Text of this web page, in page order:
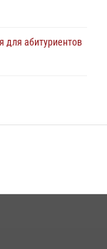
для абитуриентов
церемония